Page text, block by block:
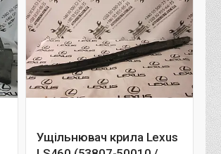
Ущільнювач крила Lexus